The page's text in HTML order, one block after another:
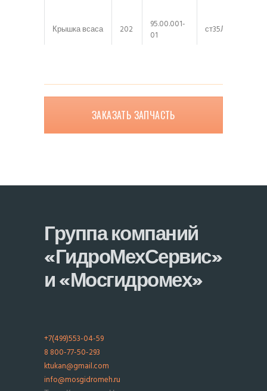
Крышка всаса 202
95.00.001-
01
ст35Л
15 38.00.007
ЗАКАЗАТЬ ЗАПЧАСТЬ
Группа компаний
«ГидроМехСервис»
и «Мосгидромех»
+7(499)553-04-59
8 800-77-50-293
ktukan@gmail.com
info@mosgidromeh.ru